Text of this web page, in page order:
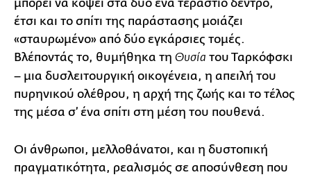
μπορεί να κόψει στα δύο ένα τεράστιο δέντρο,
έτσι και το σπίτι της παράστασης μοιάζει
«σταυρωμένο» από δύο εγκάρσιες τομές.
Βλέποντάς το, θυμήθηκα τη Θυσία του Ταρκόφσκι
– μια δυσλειτουργική οικογένεια, η απειλή του
πυρηνικού ολέθρου, η αρχή της ζωής και το τέλος
της μέσα σ’ ένα σπίτι στη μέση του πουθενά.
Οι άνθρωποι, μελλοθάνατοι, και η δυστοπική
πραγματικότητα, ρεαλισμός σε αποσύνθεση που